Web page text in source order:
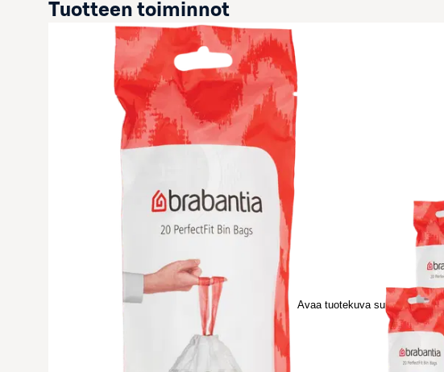
Avaa tuotekuva suurennettuna
Tuotteen toiminnot